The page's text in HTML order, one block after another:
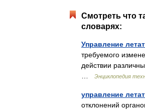
Смотреть что
словарях:
Управление
требуемого
действии
Энциклопедия
управление
отклонений